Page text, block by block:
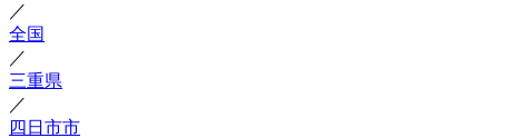
／
全国
／
三重県
／
四日市市